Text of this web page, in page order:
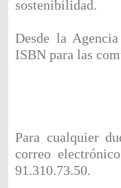
sostenibilidad.
Desde la
ISBN para las
Para cualquier
correo electrónico
91.310.73.50.